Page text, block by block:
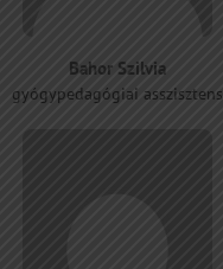
Bahor Szilvia
gyógypedagógiai asszisztens